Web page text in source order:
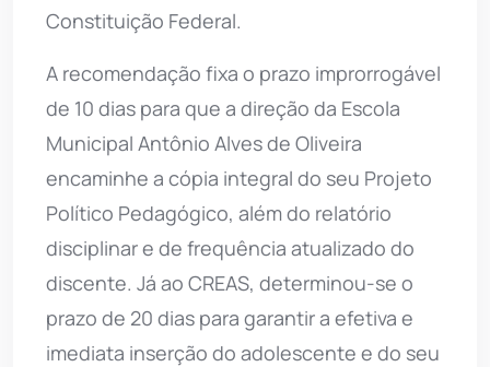
Constituição Federal.
A recomendação fixa o prazo improrrogável
de 10 dias para que a direção da Escola
Municipal Antônio Alves de Oliveira
encaminhe a cópia integral do seu Projeto
Político Pedagógico, além do relatório
disciplinar e de frequência atualizado do
discente. Já ao CREAS, determinou-se o
prazo de 20 dias para garantir a efetiva e
imediata inserção do adolescente e do seu